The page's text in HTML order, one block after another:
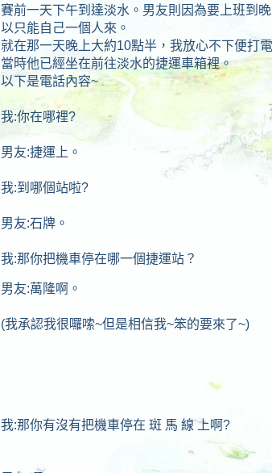
賽前一天下午到達淡水。男友則因為要上班到
以只能自己一個人來。
就在那一天晚上大約10點半，我放心不下便打
當時他已經坐在前往淡水的捷運車箱裡。
以下是電話內容~
我:你在哪裡?
男友:捷運上。
我:到哪個站啦?
男友:石牌。
我:那你把機車停在
男友:萬隆啊。
(我承認我很囉嗦~但是相信我~笨的要來了~)
我:那你有沒有把機車停在 斑 馬 線 上啊?